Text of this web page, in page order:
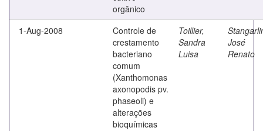
orgânico
1-Aug-2008
Controle de
crestamento
bacteriano
comum
(Xanthomonas
axonopodis pv.
phaseoli) e
alterações
bioquímicas
Toillier,
Sandra
Luisa
José
Renato